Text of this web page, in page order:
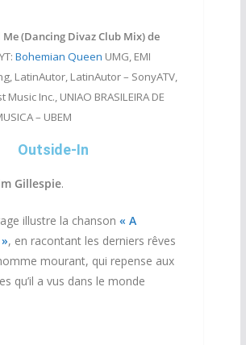
Me (Dancing Divaz Club Mix) de
Bohemian Queen UMG, EMI
LatinAutor, LatinAutor – SonyATV,
Music Inc., UNIAO BRASILEIRA DE
– UBEM
Outside-In
Gillespie.
illustre la chanson « A
, en racontant les derniers rêves
mourant, qui repense aux
qu’il a vus dans le monde